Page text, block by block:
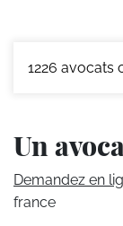
1226 avocats
Un
Demandez en
france